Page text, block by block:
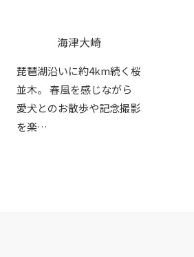
海津大崎
琵琶湖沿いに約4km続く桜
並木。 春風を感じながら
愛犬とのお散歩や記念撮影
を楽…